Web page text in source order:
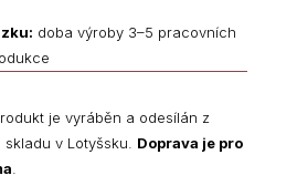
4.00
až
5.00
doba výroby 3–5 pracovních
je vyráběn a odesílán z
v Lotyšsku. Doprava je pro